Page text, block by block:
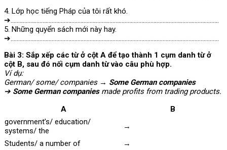
4. Lớp học tiếng Pháp của tôi rất khó.
➔………………………………………………………………………………………………………………………..
5. Những quyển sách mới này hay.
➔………………………………………………………………………………………………………………………..
Bài 3: Sắp xếp các từ ở cột A để tạo thành 1 cụm danh từ ở
cột B, sau đó nối cụm danh từ vào câu phù hợp.
Ví dụ:
German/ some/ companies → Some German companies
➔ Some German companiesmade profits from trading products.
A
B
government’s/ education/
systems/ the
→
Students/ a number of
→